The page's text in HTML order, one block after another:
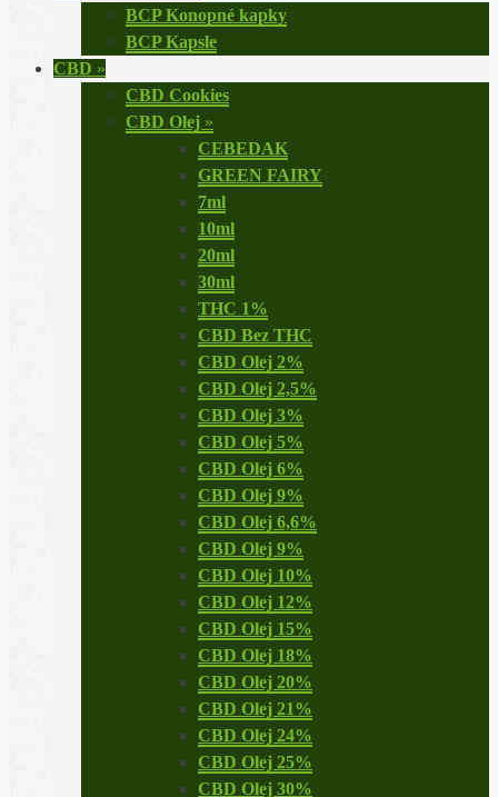
BCP Konopné kapky
BCP Kapsle
CBD »
CBD Cookies
CBD Olej »
CEBEDAK
GREEN FAIRY
7ml
10ml
20ml
30ml
THC 1%
CBD Bez THC
CBD Olej 2%
CBD Olej 2,5%
CBD Olej 3%
CBD Olej 5%
CBD Olej 6%
CBD Olej 9%
CBD Olej 6,6%
CBD Olej 9%
CBD Olej 10%
CBD Olej 12%
CBD Olej 15%
CBD Olej 18%
CBD Olej 20%
CBD Olej 21%
CBD Olej 24%
CBD Olej 25%
CBD Olej 30%